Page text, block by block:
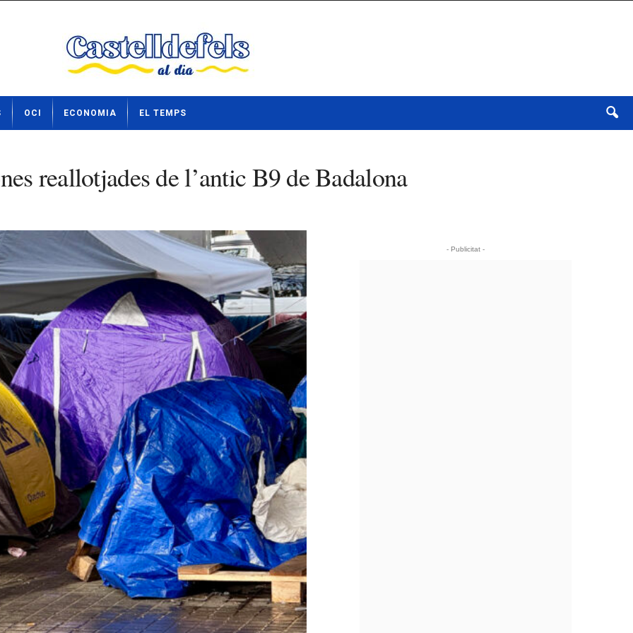
OCI ECONOMIA EL TEMPS
reallotjades de l’antic B9 de Badalona
- Publicitat -